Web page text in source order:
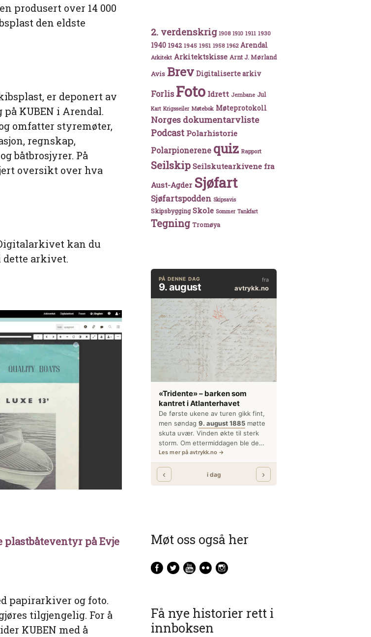
produsert over 14 000
den eldste
er deponert av
KUBEN i Arendal.
omfatter styremøter,
regnskap,
båtbrosjyrer. På
oversikt over hva
kan du
dette arkivet.
plastbåteventyr på Evje
papirarkiver og foto.
tilgjengelig. For å
KUBEN med å
2. verdenskrig 1908 1910 1911 1930
1940 1942 1945 1951 1958 1962 Arendal
Arkitekt Arkitektskisse Arnt J. Mørland
Avis Brev Digitaliserte arkiv
Forlis Foto Idrett Jernbane Jul
Kart Krigsseiler Møtebok Møteprotokoll
Norges dokumentarvliste
Podcast Polarhistorie
Polarpionerene quiz Rapport
Seilskip Seilskutearkivene fra
Aust-Agder Sjøfart
Sjøfartspodden Skipsavis
Skipsbygging Skole Sommer Tankfart
Tegning Tromøya
Møt oss også her
Få nye historier rett i
innboksen